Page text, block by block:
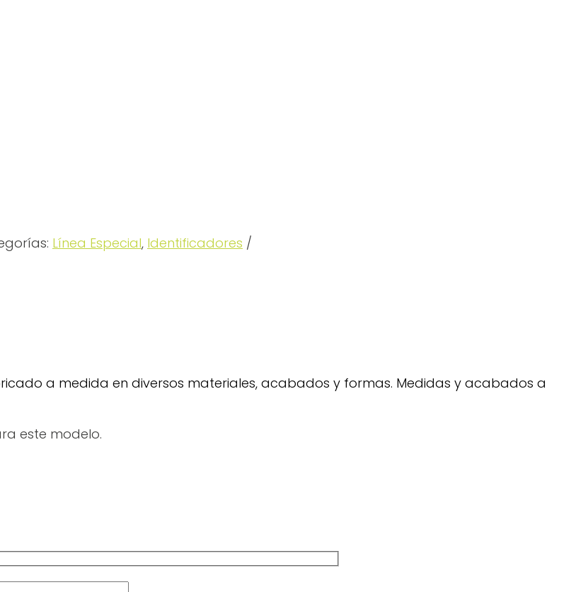
Línea Especial, Identificadores
a medida en diversos materiales, acabados y formas. Medidas y acabados a
este modelo.